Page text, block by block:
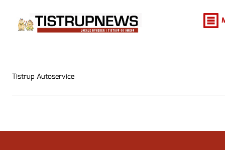
Tistrup Autoservice